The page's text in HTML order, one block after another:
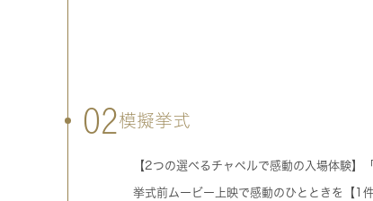
02模擬挙式
【2つの選べるチャペルで感動の入場体験】
挙式前ムービー上映で感動のひとときを【1